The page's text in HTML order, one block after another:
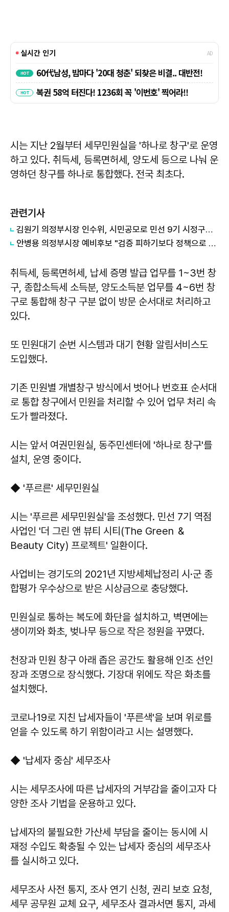
시는 지난 2월부터 세무민원실을 '하나로 창구'로 운영
하고 있다. 취득세, 등록면허세, 양도세 등으로 나눠 운
영하던 창구를 하나로 통합했다. 전국 최초다.
관련기사
김원기 의정부시장 인수위, 시민공모로 민선 9기 시정구호 확정
안병용 의정부시장 예비후보 "검증 피하기보다 정책으로 당당히 나서야"…정책토론 무산 유감
취득세, 등록면허세, 납세 증명 발급 업무를 1~3번 창
구, 종합소득세 소득분, 양도소득분 업무를 4~6번 창
구로 통합해 창구 구분 없이 방문 순서대로 처리하고
있다.
또 민원대기 순번 시스템과 대기 현황 알림서비스도
도입했다.
기존 민원별 개별창구 방식에서 벗어나 번호표 순서대
로 통합 창구에서 민원을 처리할 수 있어 업무 처리 속
도가 빨라졌다.
시는 앞서 여권민원실, 동주민센터에 '하나로 창구'를
설치, 운영 중이다.
◆ '푸르른' 세무민원실
시는 '푸르른 세무민원실'을 조성했다. 민선 7기 역점
사업인 '더 그린 앤 뷰티 시티(The Green ＆
Beauty City) 프로젝트' 일환이다.
사업비는 경기도의 2021년 지방세체납정리 시·군 종
합평가 우수상으로 받은 시상금으로 충당했다.
민원실로 통하는 복도에 화단을 설치하고, 벽면에는
생이끼와 화초, 벚나무 등으로 작은 정원을 꾸몄다.
천장과 민원 창구 아래 좁은 공간도 활용해 인조 선인
장과 조명으로 장식했다. 기장대 위에도 작은 화초를
설치했다.
코로나19로 지친 납세자들이 '푸른색'을 보며 위로를
얻을 수 있도록 하기 위함이라고 시는 설명했다.
◆ '납세자 중심' 세무조사
시는 세무조사에 따른 납세자의 거부감을 줄이고자 다
양한 조사 기법을 운용하고 있다.
납세자의 불필요한 가산세 부담을 줄이는 동시에 시
재정 수입도 확충될 수 있는 납세자 중심의 세무조사
를 실시하고 있다.
세무조사 사전 통지, 조사 연기 신청, 권리 보호 요청,
세무 공무원 교체 요구, 세무조사 결과서면 통지, 과세